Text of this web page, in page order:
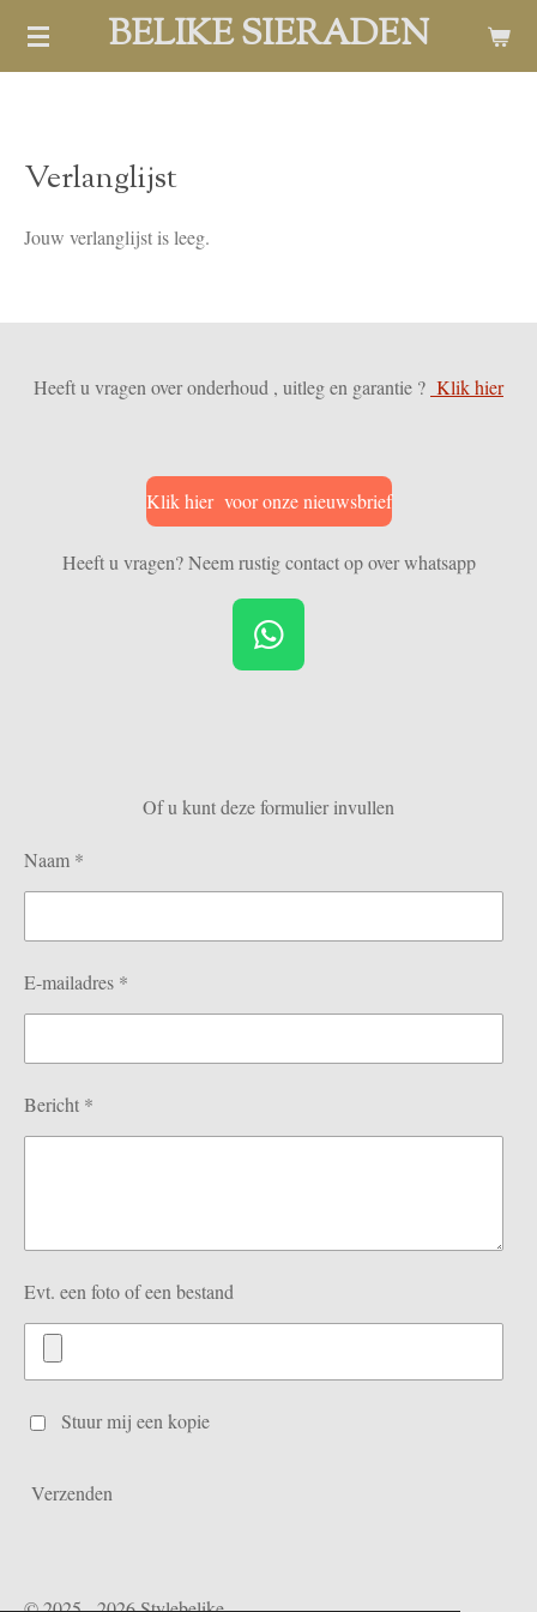
Ga
hoofdinhoud
BELIKE SIERADEN
Verlanglijst
Jouw verlanglijst is leeg.
Heeft u vragen over onderhoud , uitleg en garantie ? Klik hier
Klik hier voor onze nieuwsbrief
Heeft u vragen? Neem rustig contact op over whatsapp
W
h
A
p
Of u kunt deze formulier invullen
Naam *
E-mailadres *
Bericht *
Evt. een foto of een bestand
Stuur mij een kopie
Verzenden